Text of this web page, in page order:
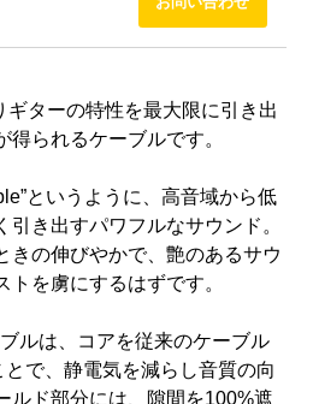
ギターの特性を最大限に引き出
られるケーブルです。
というように、高音域から低
き出すパワフルなサウンド。
きの伸びやかで、艶のあるサウ
トを虜にするはずです。
ルは、コアを従来のケーブル
で、静電気を減らし音質の向
ルド部分には、隙間を100%遮